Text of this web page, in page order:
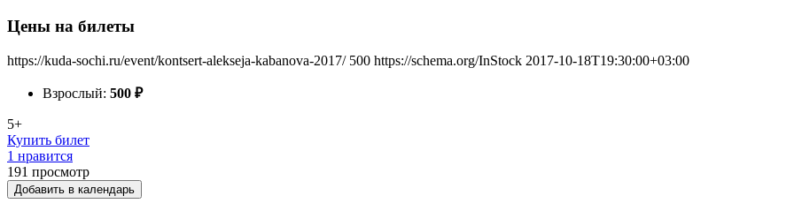
Цены на билеты
https://kuda-sochi.ru/event/kontsert-alekseja-kabanova-2017/ 500 https://schema.org/InStock 2017-10-18T19:30:00+03:00
Взрослый: 500 ₽
5+
Купить билет
1 нравится
191 просмотр
Добавить в календарь